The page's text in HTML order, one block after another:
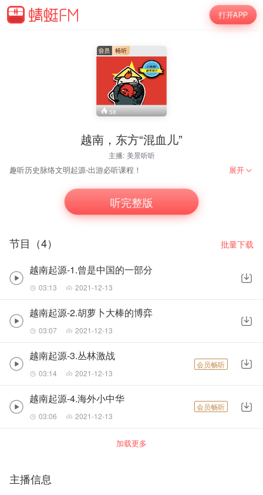
打开APP
58
越南，东方“混血儿”
主播: 美景听听
趣听历史脉络文明起源-出游必听课程！ 展开
听完整版
节目（4） 批量下载
越南起源-1.曾是中国的一部分
03:13 2021-12-13
越南起源-2.胡萝卜大棒的博弈
03:07 2021-12-13
越南起源-3.丛林激战
03:14 2021-12-13
会员畅听
越南起源-4.海外小中华
03:06 2021-12-13
会员畅听
加载更多
主播信息